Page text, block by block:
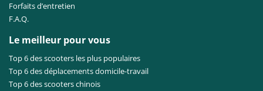
Forfaits d’entretien
F.A.Q.
Le meilleur pour vous
Top 6 des scooters les plus populaires
Top 6 des déplacements domicile-travail
Top 6 des scooters chinois